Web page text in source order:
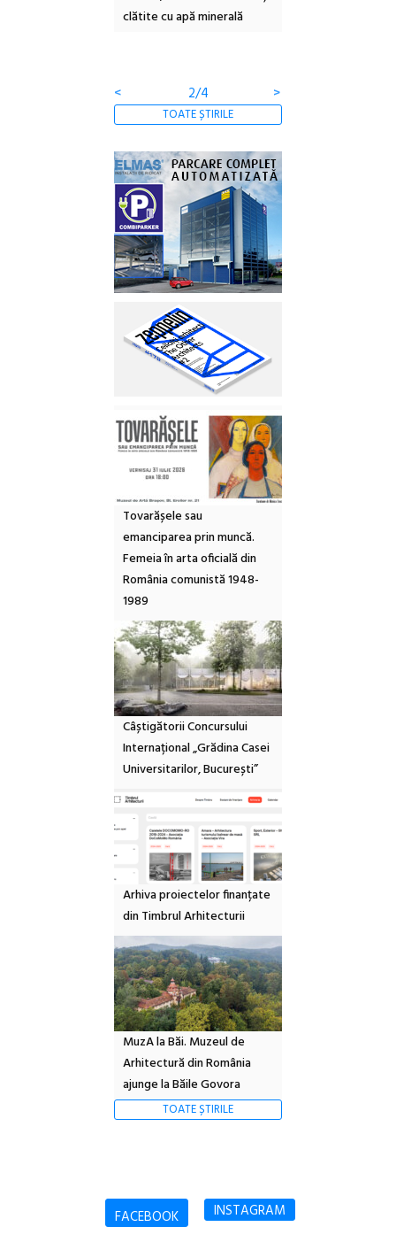
clătite cu apă minerală
< 2/4 >
TOATE ȘTIRILE
Tovarășele sau
emanciparea prin muncă.
Femeia în arta oficială din
România comunistă 1948-
1989
Câștigătorii Concursului
Internațional „Grădina Casei
Universitarilor, București”
Arhiva proiectelor finanțate
din Timbrul Arhitecturii
MuzA la Băi. Muzeul de
Arhitectură din România
ajunge la Băile Govora
TOATE ȘTIRILE
FACEBOOK INSTAGRAM